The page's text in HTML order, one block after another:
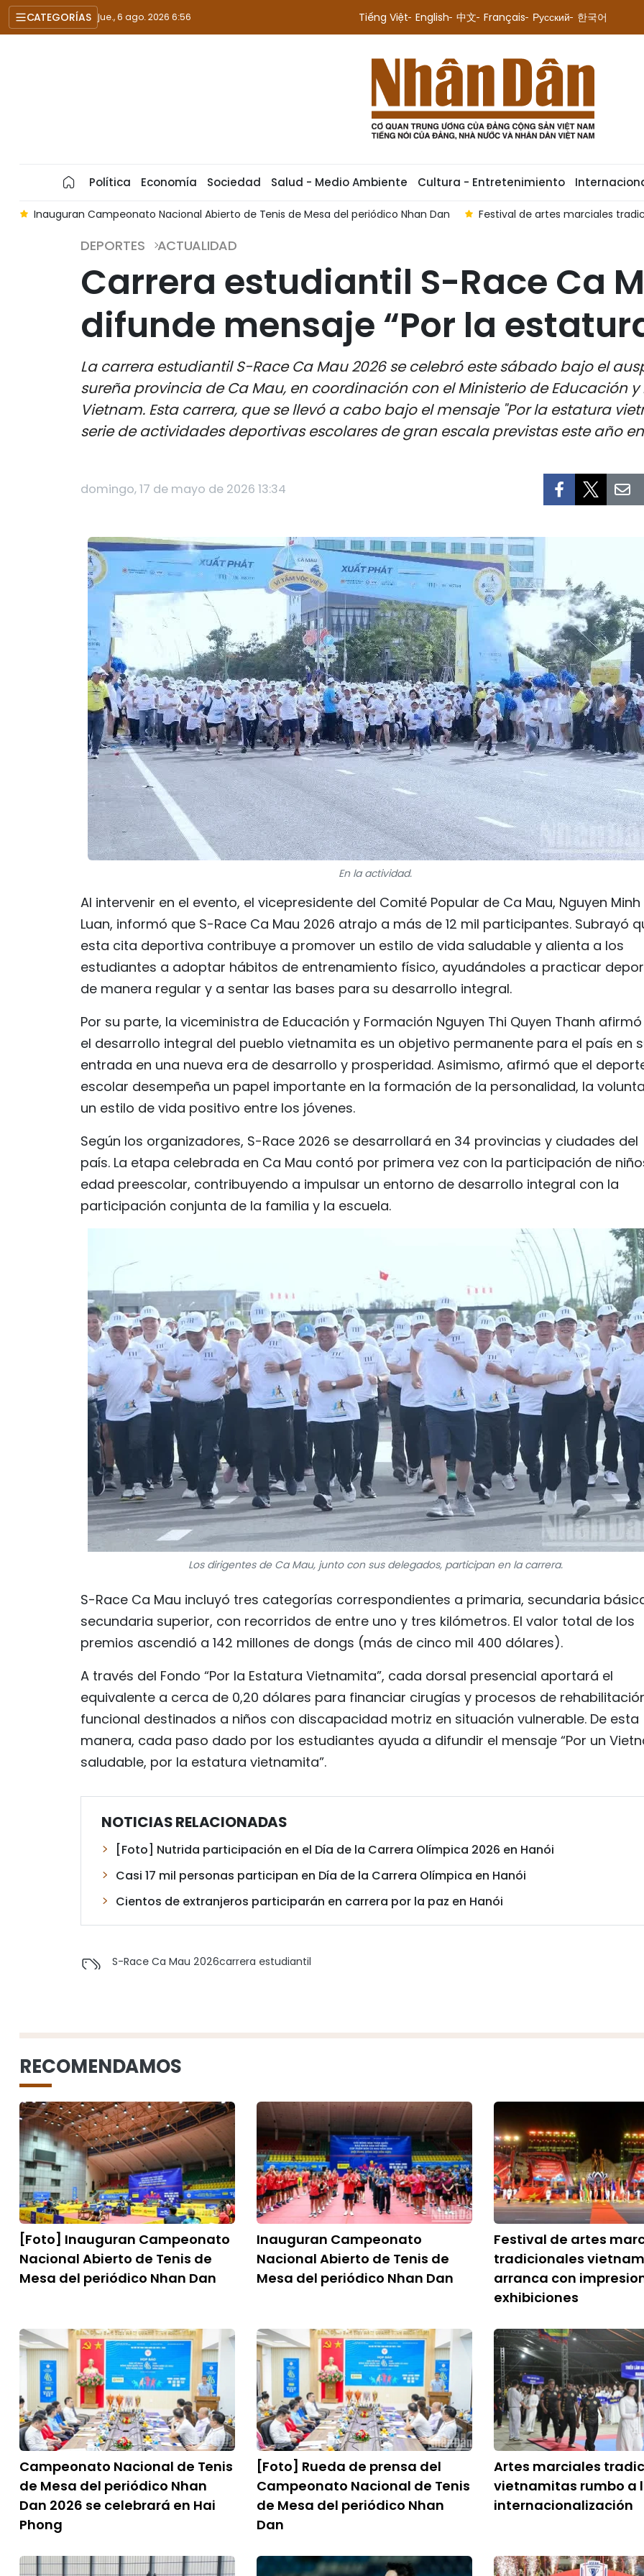
CATEGORÍAS jue., 6 ago. 2026 6:56 Tiếng Việt English 中文 Français Русский 한국어
Política Economía Sociedad Salud - Medio Ambiente Cultura - Entretenimiento
Inauguran Campeonato Nacional Abierto de Tenis de Mesa del periódico Nhan Dan Festival de artes marciales
DEPORTES ACTUALIDAD
Carrera estudiantil S-Race Ca
difunde mensaje “Por la
La carrera estudiantil S-Race Ca Mau 2026 se celebró este sábado bajo el
sureña provincia de Ca Mau, en coordinación con el Ministerio de Educación
Vietnam. Esta carrera, que se llevó a cabo bajo el mensaje "Por la estatura
serie de actividades deportivas escolares de gran escala previstas este año
domingo, 17 de mayo de 2026 13:34
En la actividad.
Al intervenir en el evento, el vicepresidente del Comité Popular de Ca Mau, Nguyen Minh
Luan, informó que S-Race Ca Mau 2026 atrajo a más de 12 mil participantes. Subrayó
esta cita deportiva contribuye a promover un estilo de vida saludable y alienta a los
estudiantes a adoptar hábitos de entrenamiento físico, ayudándoles a practicar
de manera regular y a sentar las bases para su desarrollo integral.
Por su parte, la viceministra de Educación y Formación Nguyen Thi Quyen Thanh
el desarrollo integral del pueblo vietnamita es un objetivo permanente para el país en
entrada en una nueva era de desarrollo y prosperidad. Asimismo, afirmó que el
escolar desempeña un papel importante en la formación de la personalidad, la
un estilo de vida positivo entre los jóvenes.
Según los organizadores, S-Race 2026 se desarrollará en 34 provincias y ciudades del
país. La etapa celebrada en Ca Mau contó por primera vez con la participación de
edad preescolar, contribuyendo a impulsar un entorno de desarrollo integral con la
participación conjunta de la familia y la escuela.
Los dirigentes de Ca Mau, junto con sus delegados, participan en la carrera.
S-Race Ca Mau incluyó tres categorías correspondientes a primaria, secundaria
secundaria superior, con recorridos de entre uno y tres kilómetros. El valor total de los
premios ascendió a 142 millones de dongs (más de cinco mil 400 dólares).
A través del Fondo “Por la Estatura Vietnamita”, cada dorsal presencial aportará el
equivalente a cerca de 0,20 dólares para financiar cirugías y procesos de
funcional destinados a niños con discapacidad motriz en situación vulnerable. De esta
manera, cada paso dado por los estudiantes ayuda a difundir el mensaje “Por un
saludable, por la estatura vietnamita”.
NOTICIAS RELACIONADAS
[Foto] Nutrida participación en el Día de la Carrera Olímpica 2026 en Hanói
Casi 17 mil personas participan en Día de la Carrera Olímpica en Hanói
Cientos de extranjeros participarán en carrera por la paz en Hanói
S-Race Ca Mau 2026carrera estudiantil
RECOMENDAMOS
[Foto] Inauguran Campeonato
Nacional Abierto de Tenis de
Mesa del periódico Nhan Dan
Inauguran Campeonato
Nacional Abierto de Tenis de
Mesa del periódico Nhan Dan
Festival de artes
tradicionales
arranca con
exhibiciones
Campeonato Nacional de Tenis
de Mesa del periódico Nhan
Dan 2026 se celebrará en Hai
Phong
[Foto] Rueda de prensa del
Campeonato Nacional de Tenis
de Mesa del periódico Nhan
Dan
Artes marciales
vietnamitas rumbo a
internacionalización